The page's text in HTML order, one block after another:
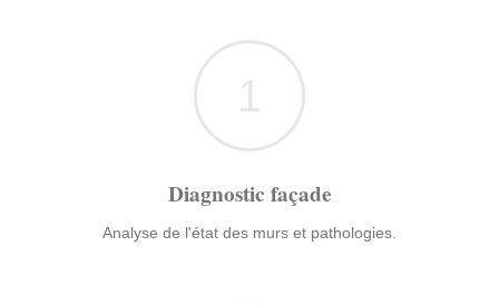
1
Diagnostic façade
Analyse de l'état des murs et pathologies.